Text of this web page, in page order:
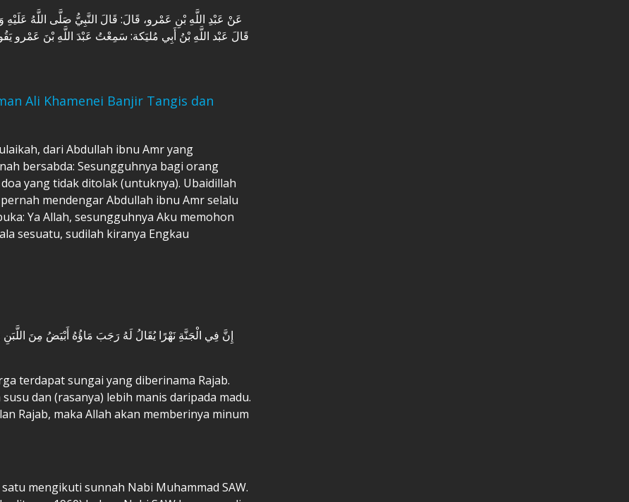
عَنْ عَبْدِ اللَّهِ بْنِ عَمْرو، قَالَ: قَالَ النَّبِيُّ صَلَّى اللَّهُ
قَالَ عَبْد اللَّهِ بْنُ أَبِي مُليَكة: سَمِعْتُ عَبْدَ اللَّهِ بْنَ عَمْرو
Ali Khamenei Banjir Tangis dan
dari Abdullah ibnu Amr yang
bersabda: Sesungguhnya bagi orang
yang tidak ditolak (untuknya). Ubaidillah
mendengar Abdullah ibnu Amr selalu
Ya Allah, sesungguhnya Aku memohon
sesuatu, sudilah kiranya Engkau
إِنَّ فِي الْجَنَّةِ نَهْرًا يُقَالُ لَهُ رَجَبَ مَاؤُهُ أَبْيَضُ مِنَ
terdapat sungai yang diberinama Rajab.
dan (rasanya) lebih manis daripada madu.
Rajab, maka Allah akan memberinya minum
mengikuti sunnah Nabi Muhammad SAW.